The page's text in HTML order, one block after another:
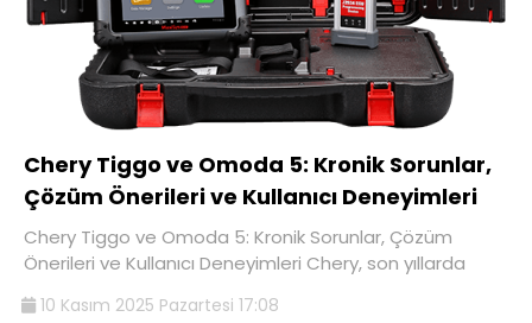
Chery Tiggo ve Omoda 5: Kronik Sorunlar,
Çözüm Önerileri ve Kullanıcı Deneyimleri
Chery Tiggo ve Omoda 5: Kronik Sorunlar, Çözüm
Önerileri ve Kullanıcı Deneyimleri Chery, son yıllarda
10 Kasım 2025 Pazartesi 17:08